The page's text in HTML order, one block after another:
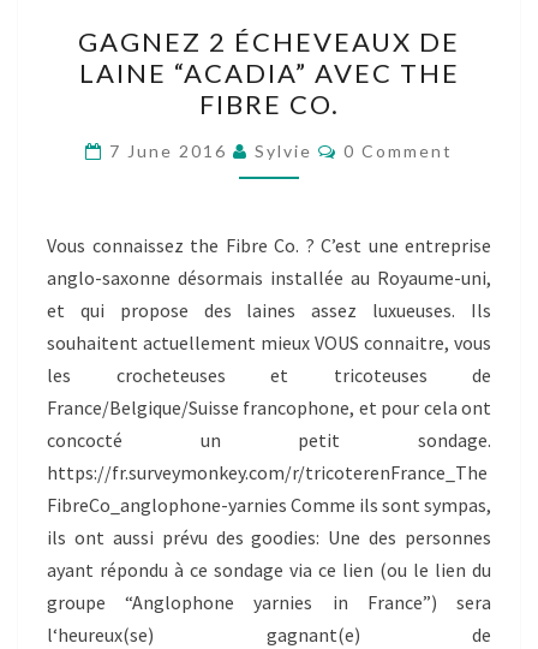
2
ÉCHEVEAUX
DE
LAINE
“ACADIA”
THE
FIBRE
CO.
GAGNEZ 2 ÉCHEVEAUX DE
LAINE “ACADIA” AVEC THE
FIBRE CO.
7 June 2016 Sylvie Comments
0 Comment
Vous connaissez the Fibre Co. ? C’est une entreprise
anglo-saxonne désormais installée au Royaume-uni,
et qui propose des laines assez luxueuses. Ils
souhaitent actuellement mieux VOUS connaitre, vous
les crocheteuses et tricoteuses de
France/Belgique/Suisse francophone, et pour cela ont
concocté un petit sondage.
https://fr.surveymonkey.com/r/tricoterenFrance_The
FibreCo_anglophone-yarnies Comme ils sont sympas,
ils ont aussi prévu des goodies: Une des personnes
ayant répondu à ce sondage via ce lien (ou le lien du
groupe “Anglophone yarnies in France”) sera
l‘heureux(se) gagnant(e) de